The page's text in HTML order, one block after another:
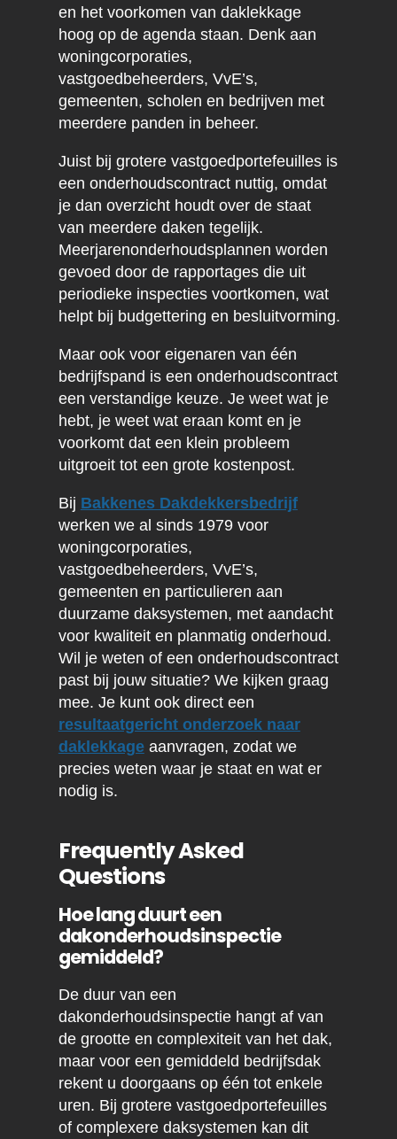
en het voorkomen van daklekkage
hoog op de agenda staan. Denk aan
woningcorporaties,
vastgoedbeheerders, VvE’s,
gemeenten, scholen en bedrijven met
meerdere panden in beheer.
Juist bij grotere vastgoedportefeuilles is
een onderhoudscontract nuttig, omdat
je dan overzicht houdt over de staat
van meerdere daken tegelijk.
Meerjarenonderhoudsplannen worden
gevoed door de rapportages die uit
periodieke inspecties voortkomen, wat
helpt bij budgettering en besluitvorming.
Maar ook voor eigenaren van één
bedrijfspand is een onderhoudscontract
een verstandige keuze. Je weet wat je
hebt, je weet wat eraan komt en je
voorkomt dat een klein probleem
uitgroeit tot een grote kostenpost.
Bij Bakkenes Dakdekkersbedrijf
werken we al sinds 1979 voor
woningcorporaties,
vastgoedbeheerders, VvE’s,
gemeenten en particulieren aan
duurzame daksystemen, met aandacht
voor kwaliteit en planmatig onderhoud.
Wil je weten of een onderhoudscontract
past bij jouw situatie? We kijken graag
mee. Je kunt ook direct een
resultaatgericht onderzoek naar
daklekkageaanvragen, zodat we
precies weten waar je staat en wat er
nodig is.
Frequently Asked
Questions
Hoe lang duurt een
dakonderhoudsinspectie
gemiddeld?
De duur van een
dakonderhoudsinspectie hangt af van
de grootte en complexiteit van het dak,
maar voor een gemiddeld bedrijfsdak
rekent u doorgaans op één tot enkele
uren. Bij grotere vastgoedportefeuilles
of complexere daksystemen kan dit